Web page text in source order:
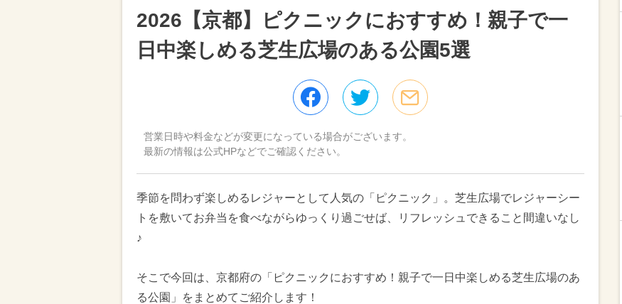
2026【京都】ピクニックにおすすめ！親子で一
日中楽しめる芝生広場のある公園5選
営業日時や料金などが変更になっている場合がございます。
最新の情報は公式HPなどでご確認ください。
季節を問わず楽しめるレジャーとして人気の「ピクニック」。芝生広場でレジャーシー
トを敷いてお弁当を食べながらゆっくり過ごせば、リフレッシュできること間違いなし
♪
そこで今回は、京都府の「ピクニックにおすすめ！親子で一日中楽しめる芝生広場のあ
る公園」をまとめてご紹介します！